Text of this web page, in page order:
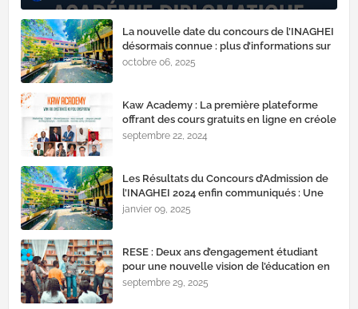
La nouvelle date du concours de l’INAGHEI
désormais connue : plus d’informations sur
la validation des inscriptions
octobre 06, 2025
Kaw Academy : La première plateforme
offrant des cours gratuits en ligne en créole
septembre 22, 2024
Les Résultats du Concours d’Admission de
l’INAGHEI 2024 enfin communiqués : Une
nouvelle promotion s'apprête à rejoindre
janvier 09, 2025
RESE : Deux ans d’engagement étudiant
pour une nouvelle vision de l’éducation en
Haïti
septembre 29, 2025